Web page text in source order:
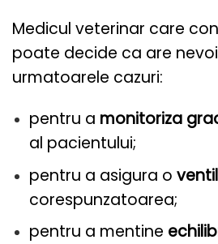
Medicul veterinar care
poate decide ca are
urmatoarele cazuri:
pentru a monitoriza
al pacientului;
pentru a asigura o
corespunzatoarea;
pentru a mentine